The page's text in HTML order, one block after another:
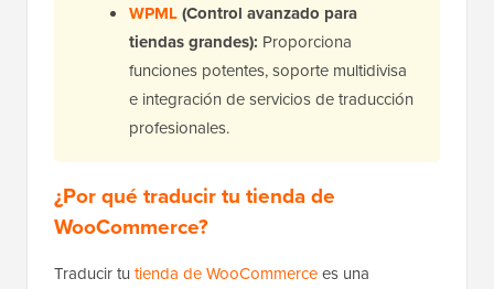
WPML(Control avanzado para
tiendas grandes): Proporciona
funciones potentes, soporte multidivisa
e integración de servicios de traducción
profesionales.
¿Por qué traducir tu tienda de
WooCommerce?
Traducir tu tienda de WooCommercees una